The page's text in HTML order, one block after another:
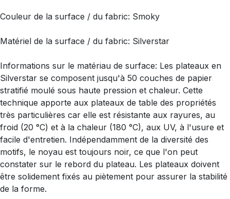
Couleur de la surface / du fabric: Smoky
Matériel de la surface / du fabric: Silverstar
Informations sur le matériau de surface: Les plateaux en
Silverstar se composent jusqu'à 50 couches de papier
stratifié moulé sous haute pression et chaleur. Cette
technique apporte aux plateaux de table des propriétés
très particulières car elle est résistante aux rayures, au
froid (20 °C) et à la chaleur (180 °C), aux UV, à l'usure et
facile d'entretien. Indépendamment de la diversité des
motifs, le noyau est toujours noir, ce que l'on peut
constater sur le rebord du plateau. Les plateaux doivent
être solidement fixés au piètement pour assurer la stabilité
de la forme.